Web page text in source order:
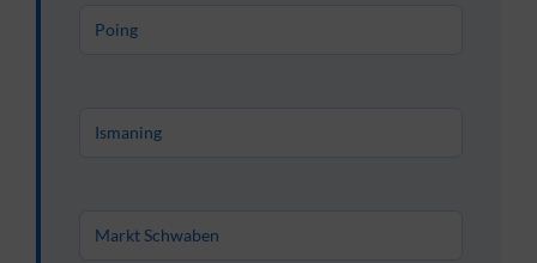
Poing
Ismaning
Markt Schwaben